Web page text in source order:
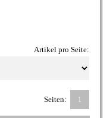
Artikel pro Seite:
Seiten: 1